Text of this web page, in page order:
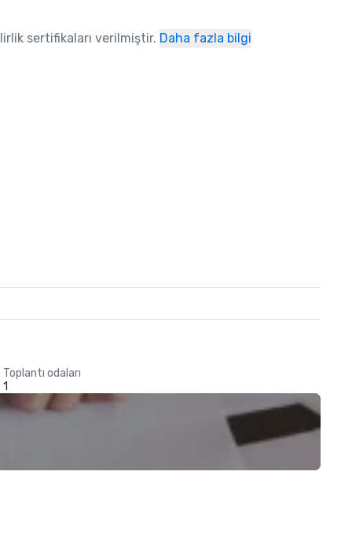
sertifikaları verilmiştir. Daha fazla bilgi
Toplantı odaları
1